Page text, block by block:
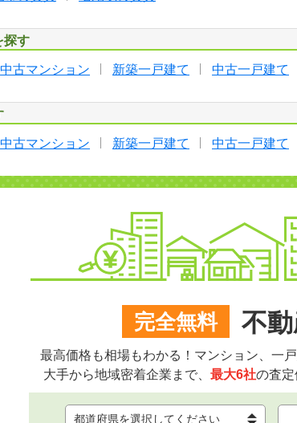
探す
中古マンション 新築一戸建て 中古一戸建て
中古マンション 新築一戸建て 中古一戸建て
完全無料 不
最高価格も相場もわかる！マンション、一
大手から地域密着企業まで、 最大6社の査